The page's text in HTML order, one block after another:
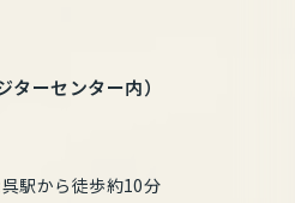
ーセンター内）
呉駅から徒歩約10分